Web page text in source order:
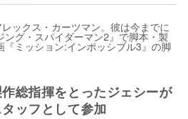
ックス・カーツマン。彼は今までに
グ・スパイダーマン2』で脚本・製
ミッション:インポッシブル3』の脚
作総指揮をとったジェシーが
ッフとして参加